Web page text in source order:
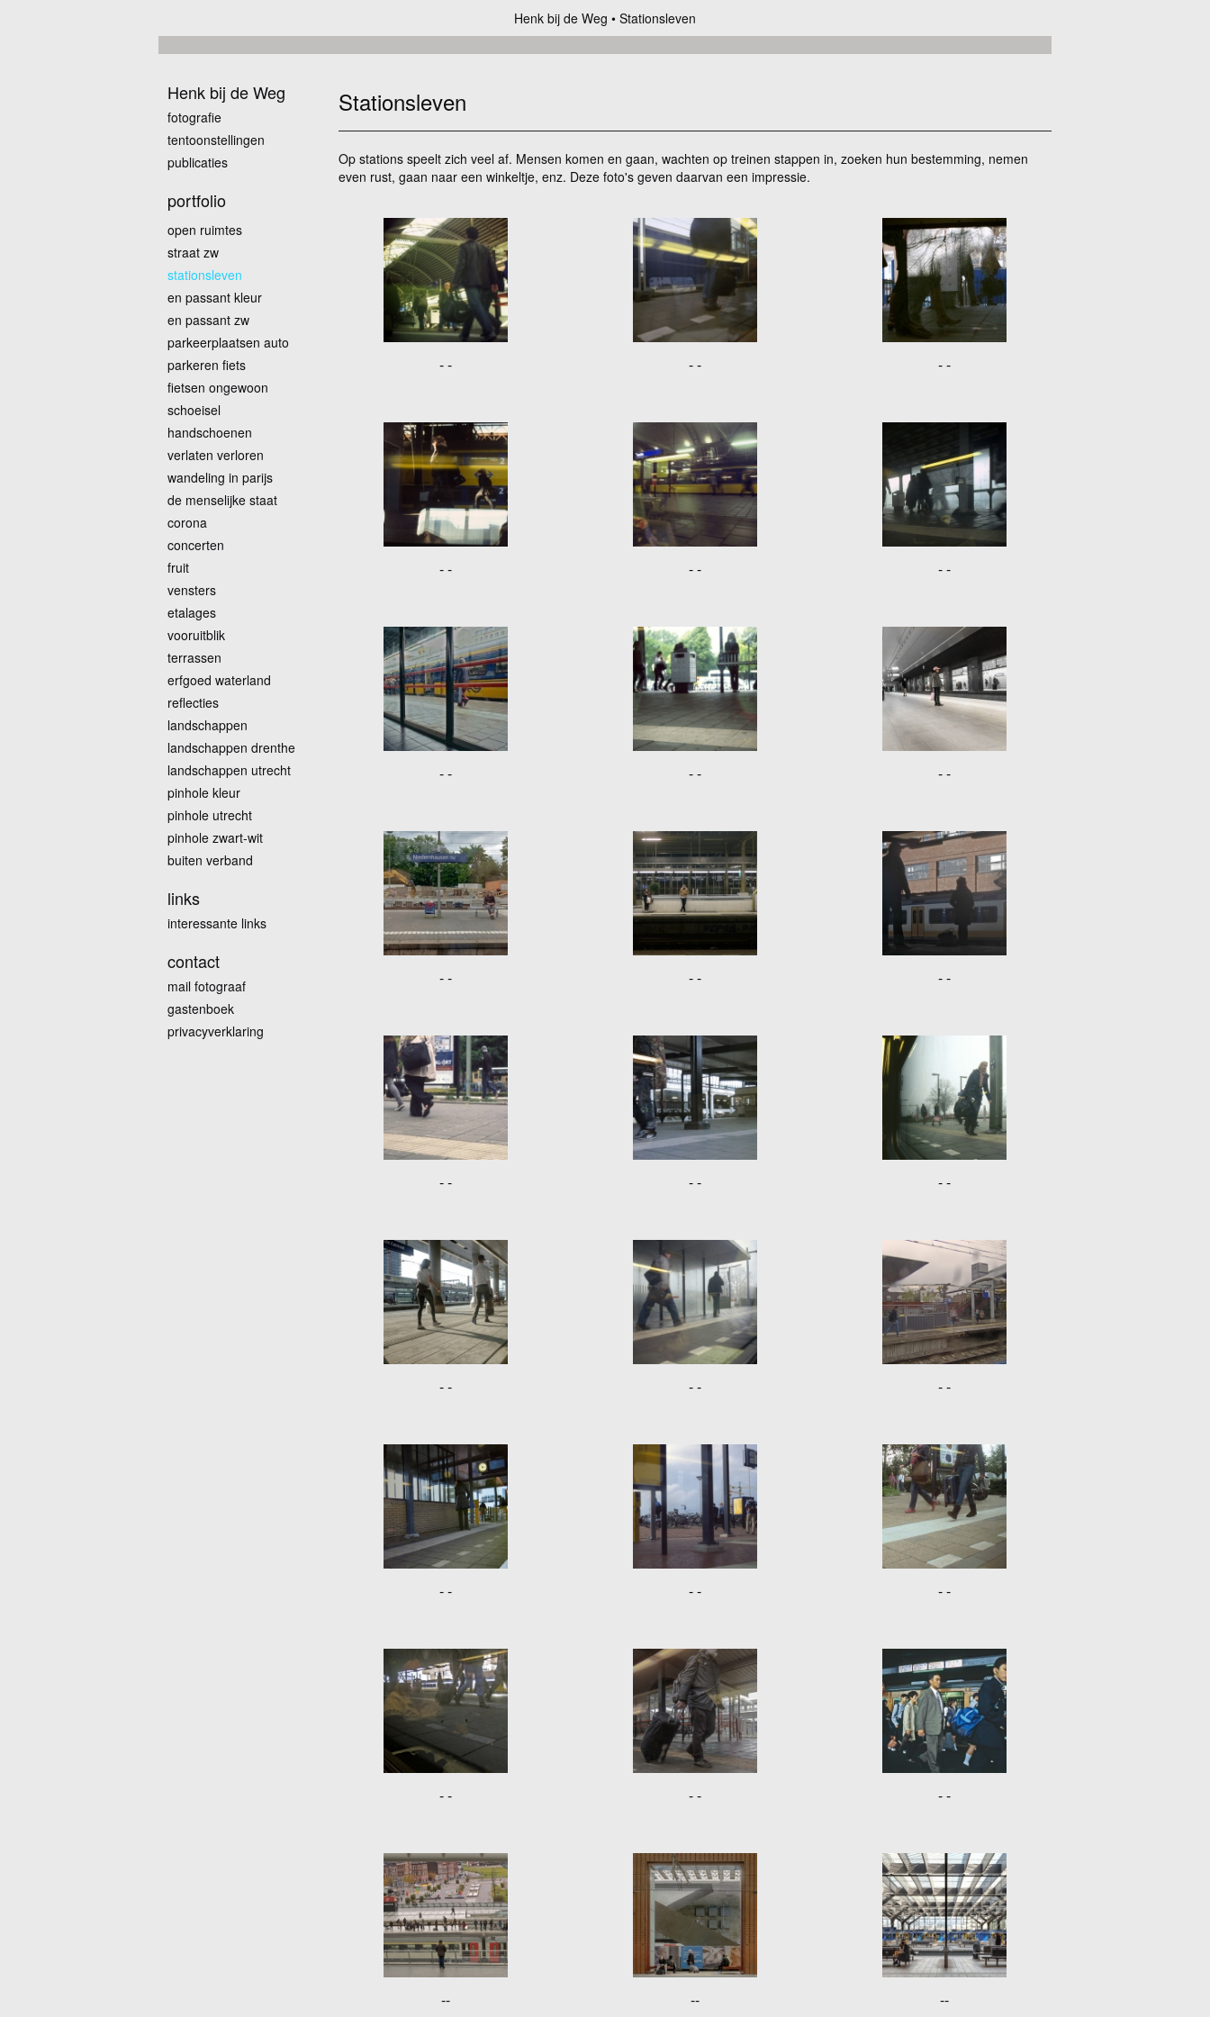
Henk bij de Weg Stationsleven
Stationsleven
Op stations speelt zich veel af. Mensen komen en gaan, wachten op treinen stappen in, zoeken hun bestemming, nemen
even rust, gaan naar een winkeltje, enz. Deze foto's geven daarvan een impressie.
- - - - - -
- - - - - -
- - - - - -
- - - - - -
- - - - - -
- - - - - -
- - - - - -
- - - - - -
-- -- --
Henk bij de Weg
fotografie
tentoonstellingen
publicaties
portfolio
open ruimtes
straat zw
stationsleven
en passant kleur
en passant zw
parkeerplaatsen auto
parkeren fiets
fietsen ongewoon
schoeisel
handschoenen
verlaten verloren
wandeling in parijs
de menselijke staat
corona
concerten
fruit
vensters
etalages
vooruitblik
terrassen
erfgoed waterland
reflecties
landschappen
landschappen drenthe
landschappen utrecht
pinhole kleur
pinhole utrecht
pinhole zwart-wit
buiten verband
links
interessante links
contact
mail fotograaf
gastenboek
privacyverklaring